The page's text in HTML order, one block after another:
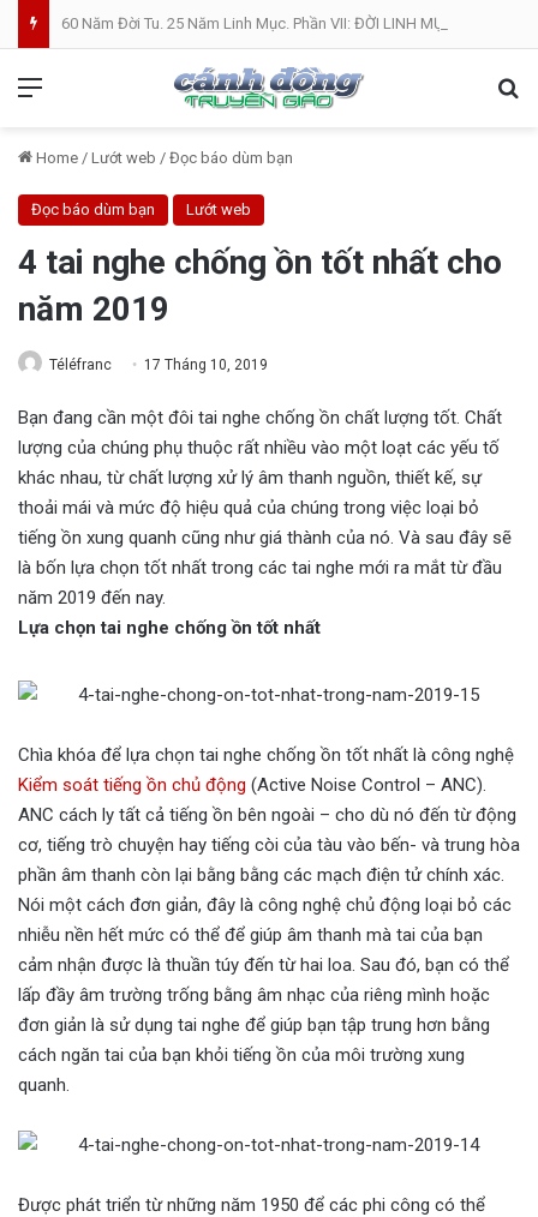
Home / Lướt web / Đọc báo dùm bạn
Đọc báo dùm bạn Lướt web
4 tai nghe chống ồn tốt nhất cho
năm 2019
Téléfranc 17 Tháng 10, 2019
Bạn đang cần một đôi tai nghe chống ồn chất lượng tốt. Chất
lượng của chúng phụ thuộc rất nhiều vào một loạt các yếu tố
khác nhau, từ chất lượng xử lý âm thanh nguồn, thiết kế, sự
thoải mái và mức độ hiệu quả của chúng trong việc loại bỏ
tiếng ồn xung quanh cũng như giá thành của nó. Và sau đây sẽ
là bốn lựa chọn tốt nhất trong các tai nghe mới ra mắt từ đầu
năm 2019 đến nay.
Lựa chọn tai nghe chống ồn tốt nhất
Chìa khóa để lựa chọn tai nghe chống ồn tốt nhất là công nghệ
Kiểm soát tiếng ồn chủ động (Active Noise Control – ANC).
ANC cách ly tất cả tiếng ồn bên ngoài – cho dù nó đến từ động
cơ, tiếng trò chuyện hay tiếng còi của tàu vào bến- và trung hòa
phần âm thanh còn lại bằng bằng các mạch điện tử chính xác.
Nói một cách đơn giản, đây là công nghệ chủ động loại bỏ các
nhiễu nền hết mức có thể để giúp âm thanh mà tai của bạn
cảm nhận được là thuần túy đến từ hai loa. Sau đó, bạn có thể
lấp đầy âm trường trống bằng âm nhạc của riêng mình hoặc
đơn giản là sử dụng tai nghe để giúp bạn tập trung hơn bằng
cách ngăn tai của bạn khỏi tiếng ồn của môi trường xung
quanh.
Được phát triển từ những năm 1950 để các phi công có thể